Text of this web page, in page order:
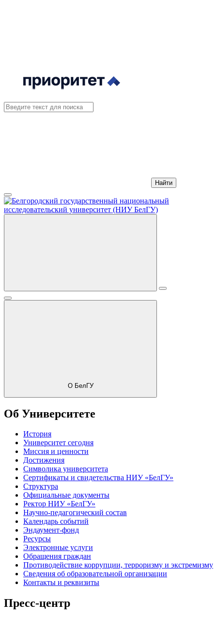
Найти
О БелГУ
Об Университете
История
Университет сегодня
Миссия и ценности
Достижения
Символика университета
Сертификаты и свидетельства НИУ «БелГУ»
Структура
Официальные документы
Ректор НИУ «БелГУ»
Научно-педагогический состав
Календарь событий
Эндаумент-фонд
Ресурсы
Электронные услуги
Обращения граждан
Противодействие коррупции, терроризму и экстремизму
Сведения об образовательной организации
Контакты и реквизиты
Пресс-центр